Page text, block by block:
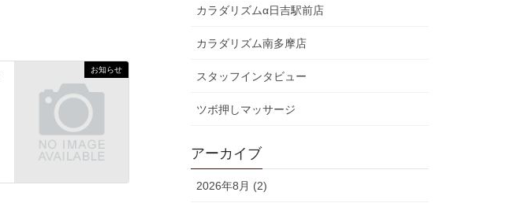
お知らせ
カラダリズムα日吉駅前店
カラダリズム南多摩店
スタッフインタビュー
ツボ押しマッサージ
アーカイブ
2026年8月 (2)